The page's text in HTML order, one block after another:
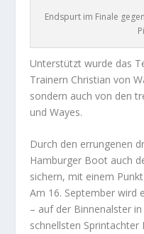
Endspurt im Finale
Unterstützt wurde das
Trainern Christian von
sondern auch von den
und Wayes.
Durch den errungenen
Hamburger Boot auch
sichern, mit einem
Am 16. September wird
– auf der Binnenalster
schnellsten